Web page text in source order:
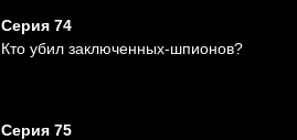
Серия 74
Кто убил заключенных-шпионов?
Серия 75